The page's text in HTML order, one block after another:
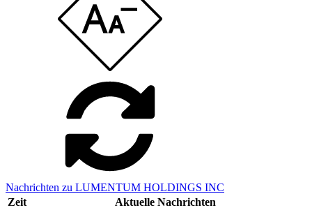
Nachrichten zu LUMENTUM HOLDINGS INC
Zeit
Aktuelle Nachrichten